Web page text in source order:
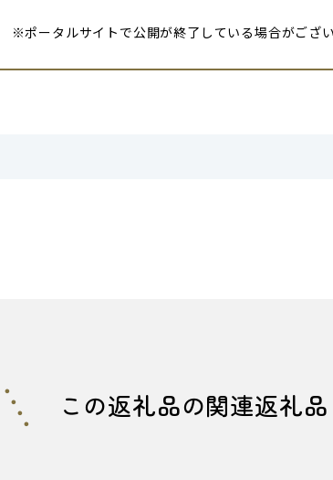
※ポータルサイトで公開が終了している場合がござい
この返礼品の関連返礼品